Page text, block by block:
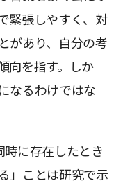
緊張しやすく、対
があり、自分の考
向を指す。しか
なるわけではな
に存在したとき
」ことは研究で示